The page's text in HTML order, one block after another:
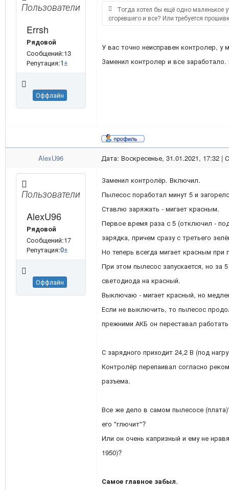
Пользователи
Errsh
Рядовой
Сообщений:13
Репутация:1±
Оффлайн
Тогда хотел бы ещё одно маленькое
сгоревшего и все? Или требуется
У вас точно неисправен контролер,
Заменил контролер и все
AlexU96 Дата: Воскресенье, 31.01.2021, 17:32 |
Пользователи
AlexU96
Рядовой
Сообщений:17
Репутация:0±
Оффлайн
Заменил контролёр. Включил.
Пылесос поработал минут 5 и
Ставлю заряжать - мигает красным.
Первое время раза с 5 (отключил -
зарядка, причем сразу с третьего
Но теперь всегда мигает красным при
При этом пылесос запускается, но за
светодиода на красный.
Выключаю - мигает красный, но
Если не выключить, то пылесос
прежними АКБ он переставал
С зарядного приходит 24,2 В (под
Контролёр перепаивал согласно
разъема.
Все же дело в самом пылесосе
его "глючит"?
Или он очень капризный и ему не
1950)?
Самое главное забыл.